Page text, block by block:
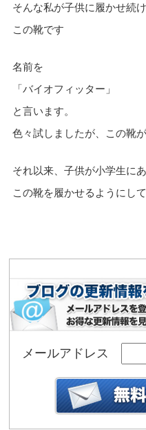
そんな私が子供に履かせ続
この靴です
名前を
「バイオフィッター」
と言います。
色々試しましたが、この靴
それ以来、子供が小学生に
この靴を履かせるようにして
メールアドレス